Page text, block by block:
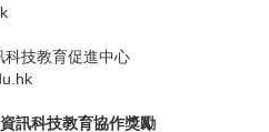
科技教育促進中心
訊科技教育協作獎勵